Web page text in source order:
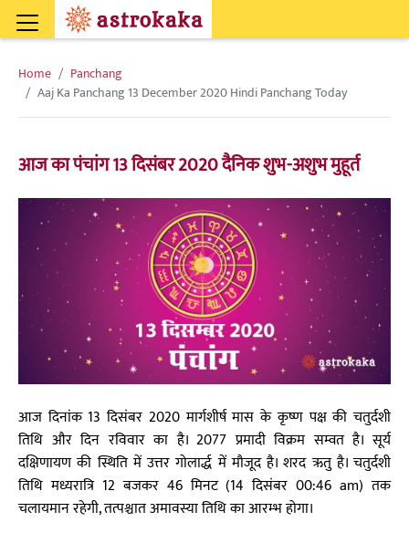
Home
Panchang
Aaj Ka Panchang 13 December 2020 Hindi Panchang Today
आज का पंचांग 13 दिसंबर 2020 दैनिक शुभ-अशुभ मुहूर्त
आज दिनांक 13 दिसंबर 2020 मार्गशीर्ष मास के कृष्ण पक्ष की चतुर्दशी
तिथि और दिन रविवार का है। 2077 प्रमादी विक्रम सम्वत है। सूर्य
दक्षिणायण की स्थिति में उत्तर गोलार्द्ध में मौजूद है। शरद ऋतु है। चतुर्दशी
तिथि मध्यरात्रि 12 बजकर 46 मिनट (14 दिसंबर 00:46 am) तक
चलायमान रहेगी, तत्पश्चात अमावस्या तिथि का आरम्भ होगा।